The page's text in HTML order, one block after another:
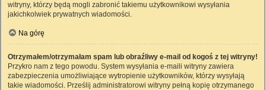
witryny, którzy będą mogli zabronić takiemu użytkownikowi wysyłania
jakichkolwiek prywatnych wiadomości.
Na górę
Otrzymałem/otrzymałam spam lub obraźliwy e-mail od kogoś z tej witryny!
Przykro nam z tego powodu. System wysyłania e-maili witryny zawiera
zabezpieczenia umożliwiające wytropienie użytkowników, którzy wysyłają
takie wiadomości. Prześlij administratorowi witryny pełną kopię otrzymanego